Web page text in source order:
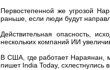
Первостепенной же угрозой
раньше, если люди будут
Действительная опасность,
нескольких компаний ИИ
В США, где работает Нараянан,
пишет India Today, схлестнулись